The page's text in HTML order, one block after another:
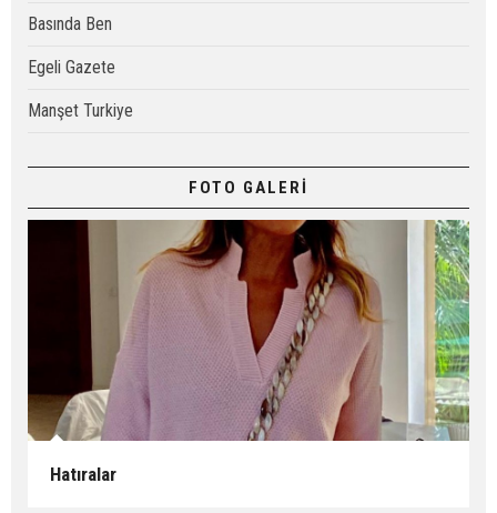
Basında Ben
Egeli Gazete
Manşet Turkiye
FOTO GALERİ
Hatıralar